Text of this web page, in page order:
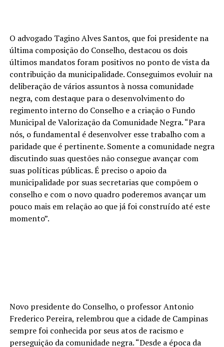
O advogado Tagino Alves Santos, que foi presidente na
última composição do Conselho, destacou os dois
últimos mandatos foram positivos no ponto de vista da
contribuição da municipalidade. Conseguimos evoluir na
deliberação de vários assuntos à nossa comunidade
negra, com destaque para o desenvolvimento do
regimento interno do Conselho e a criação o Fundo
Municipal de Valorização da Comunidade Negra. “Para
nós, o fundamental é desenvolver esse trabalho com a
paridade que é pertinente. Somente a comunidade negra
discutindo suas questões não consegue avançar com
suas políticas públicas. É preciso o apoio da
municipalidade por suas secretarias que compõem o
conselho e com o novo quadro poderemos avançar um
pouco mais em relação ao que já foi construído até este
momento”.
Novo presidente do Conselho, o professor Antonio
Frederico Pereira, relembrou que a cidade de Campinas
sempre foi conhecida por seus atos de racismo e
perseguição da comunidade negra. “Desde a época da